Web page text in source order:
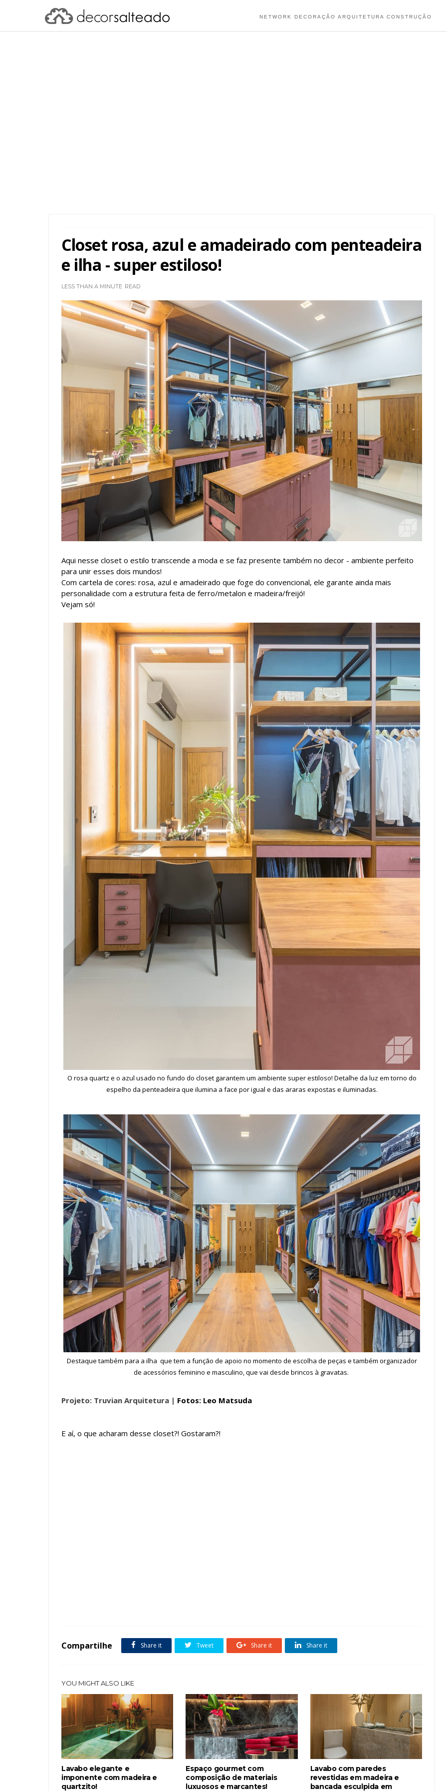
NETWORK DECORAÇÃO ARQUITETURA CONSTRUÇÃO
Closet rosa, azul e amadeirado com penteadeira
e ilha - super estiloso!
LESS THAN A MINUTE READ
Aqui nesse closet o estilo transcende a moda e se faz presente também no decor - ambiente perfeito
para unir esses dois mundos!
Com cartela de cores: rosa, azul e amadeirado que foge do convencional, ele garante ainda mais
personalidade com a estrutura feita de ferro/metalon e madeira/freijó!
Vejam só!
O rosa quartz e o azul usado no fundo do closet garantem um ambiente super estiloso! Detalhe da luz em torno do
espelho da penteadeira que ilumina a face por igual e das araras expostas e iluminadas.
Destaque também para a ilha que tem a função de apoio no momento de escolha de peças e também organizador
de acessórios feminino e masculino, que vai desde brincos à gravatas.
Projeto: Truvian Arquitetura | Fotos: Leo Matsuda
E aí, o que acharam desse closet?! Gostaram?!
Compartilhe Share it Tweet Share it Share it
YOU MIGHT ALSO LIKE
Lavabo elegante e
imponente com madeira e
quartzito!
Espaço gourmet com
composição de materiais
luxuosos e marcantes!
Lavabo com paredes
revestidas em madeira e
bancada esculpida em